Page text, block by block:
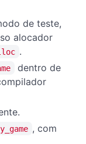
de teste,
alocador
.
dentro de
, com